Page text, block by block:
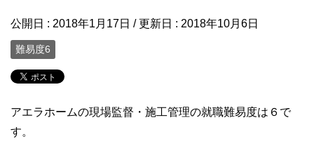
公開日 : 2018年1月17日 / 更新日 : 2018年10月6日
難易度6
アエラホームの現場監督・施工管理の就職難易度は６で
す。